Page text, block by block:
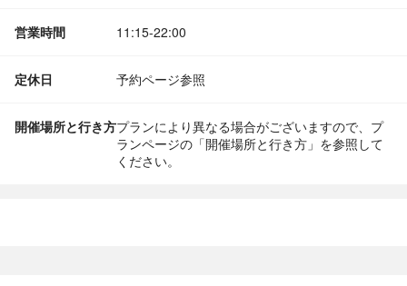
営業時間 11:15-22:00
定休日 予約ページ参照
開催場所と行き方プランにより異なる場合がございますので、プ
ランページの「開催場所と行き方」を参照して
ください。